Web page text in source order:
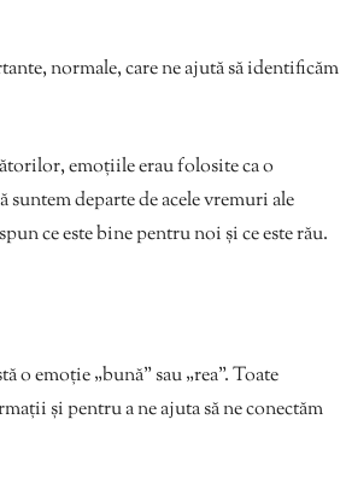
normale, care ne ajută să identificăm
emoțiile erau folosite ca o
departe de acele vremuri ale
ce este bine pentru noi și ce este rău.
o emoție „bună” sau „rea”. Toate
și pentru a ne ajuta să ne conectăm